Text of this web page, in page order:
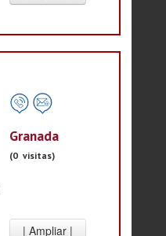
Granada
(0 visitas)